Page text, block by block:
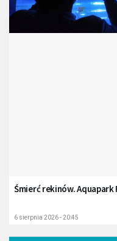
Śmierć rekinów. Aquapark
6 sierpnia 2026 - 20:45